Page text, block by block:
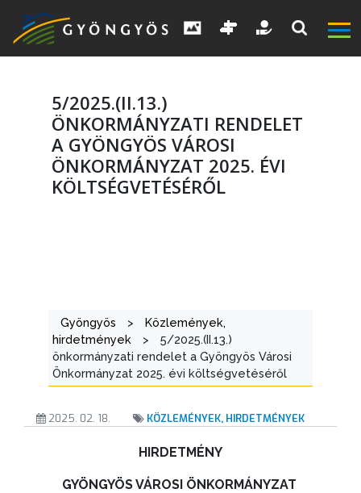
GYÖNGYÖS
VÁROS
ÉRTÉKTÁRA
VÁROSUNKRÓL
INFORMÁCIÓK
5/2025.(II.13.)
ÖNKORMÁNYZATI RENDELET
A GYÖNGYÖS VÁROSI
ÖNKORMÁNYZAT 2025. ÉVI
KÖLTSÉGVETÉSÉRŐL
Gyöngyös >
Közlemények,
hirdetmények
>
5/2025.(II.13.)
önkormányzati rendelet a Gyöngyös Városi
Önkormányzat 2025. évi költségvetéséről
2025. 02. 18. KÖZLEMÉNYEK, HIRDETMÉNYEK
HIRDETMÉNY
GYÖNGYÖS VÁROSI ÖNKORMÁNYZAT